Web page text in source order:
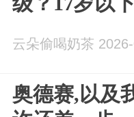
云朵偷喝奶茶
奥德赛,以及